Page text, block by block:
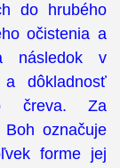
do hrubého
očistenia a
následok v
dôkladnosť
čreva. Za
označuje
forme jej